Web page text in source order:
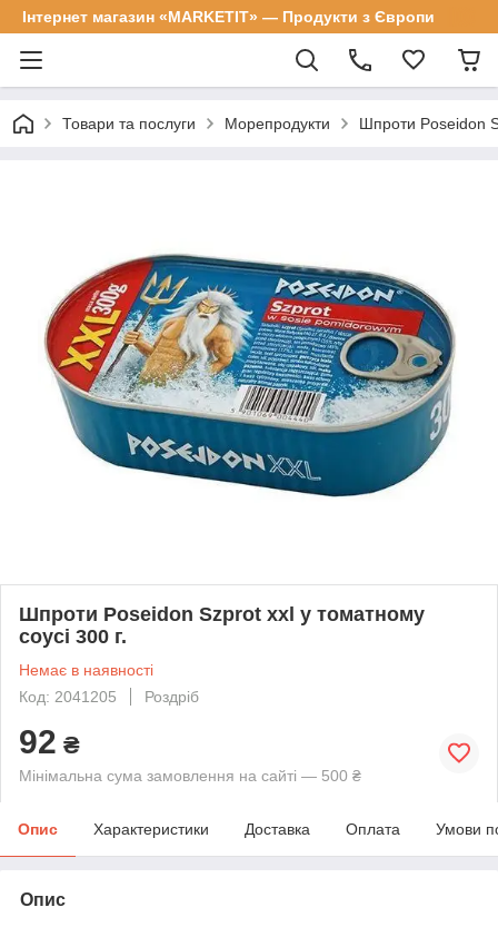
Інтернет магазин «MARKETIT» — Продукти з Європи
Товари та послуги Морепродукти Шпроти Poseidon
Шпроти Poseidon Szprot xxl у томатному
соусі 300 г.
Немає в наявності
Код: 2041205
Роздріб
92 ₴
Мінімальна сума замовлення на сайті — 500 ₴
Опис Характеристики Доставка Оплата Умови
Опис